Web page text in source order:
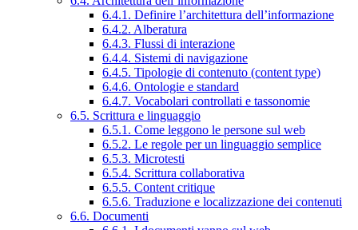
6.4.1. Definire l’architettura dell’informazione
6.4.2. Alberatura
6.4.3. Flussi di interazione
6.4.4. Sistemi di navigazione
6.4.5. Tipologie di contenuto (content type)
6.4.6. Ontologie e standard
6.4.7. Vocabolari controllati e tassonomie
6.5. Scrittura e linguaggio
6.5.1. Come leggono le persone sul web
6.5.2. Le regole per un linguaggio semplice
6.5.3. Microtesti
6.5.4. Scrittura collaborativa
6.5.5. Content critique
6.5.6. Traduzione e localizzazione dei contenuti
6.6. Documenti